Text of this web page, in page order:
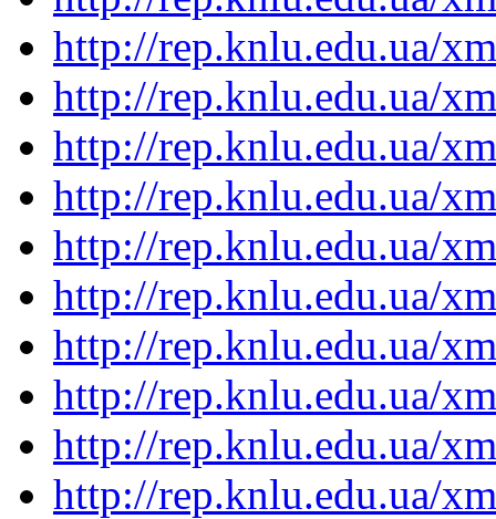
http://rep.knlu.edu.ua/
http://rep.knlu.edu.ua/
http://rep.knlu.edu.ua/
http://rep.knlu.edu.ua/
http://rep.knlu.edu.ua/
http://rep.knlu.edu.ua/
http://rep.knlu.edu.ua/
http://rep.knlu.edu.ua/
http://rep.knlu.edu.ua/
http://rep.knlu.edu.ua/